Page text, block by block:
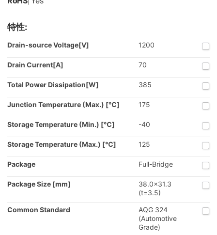
特性:
Drain-source Voltage[V] 1200
Drain Current[A] 70
Total Power Dissipation[W] 385
Junction Temperature (Max.) [℃] 175
Storage Temperature (Min.) [℃] -40
Storage Temperature (Max.) [℃] 125
Package Full-Bridge
Package Size [mm]
38.0x31.3
(t=3.5)
Common Standard
AQG 324
(Automotive
Grade)